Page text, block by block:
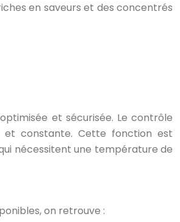
en saveurs et des concentrés
et sécurisée. Le contrôle
constante. Cette fonction est
nécessitent une température de
on retrouve :